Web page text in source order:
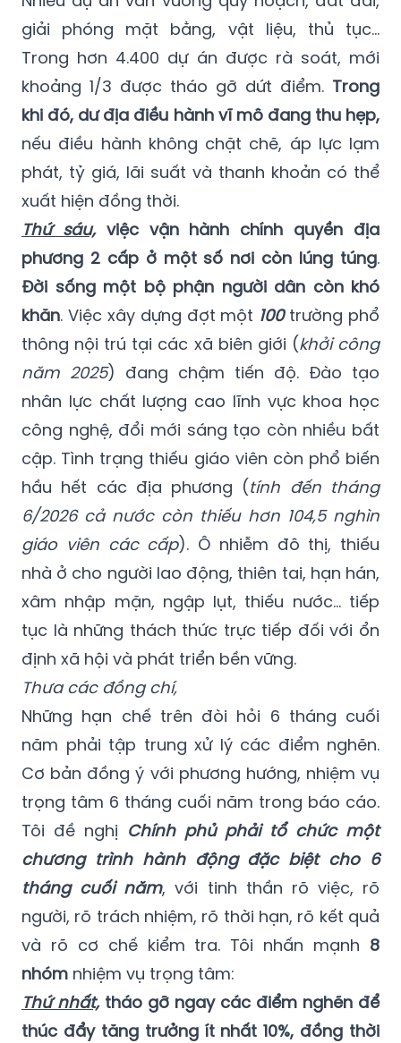
giải phóng mặt bằng, vật liệu, thủ tục...
Trong hơn 4.400 dự án được rà soát, mới
khoảng 1/3 được tháo gỡ dứt điểm. Trong
khi đó, dư địa điều hành vĩ mô đang thu hẹp,
nếu điều hành không chặt chẽ, áp lực lạm
phát, tỷ giá, lãi suất và thanh khoản có thể
xuất hiện đồng thời.
Thứ sáu,việc vận hành chính quyền địa
phương 2 cấp ở một số nơi còn lúng túng.
Đời sống một bộ phận người dân còn khó
khăn. Việc xây dựng đợt một 100trường phổ
thông nội trú tại các xã biên giới (khởi công
năm 2025) đang chậm tiến độ. Đào tạo
nhân lực chất lượng cao lĩnh vực khoa học
công nghệ, đổi mới sáng tạo còn nhiều bất
cập. Tình trạng thiếu giáo viên còn phổ biến
hầu hết các địa phương (tính đến tháng
6/2026 cả nước còn thiếu hơn 104,5 nghìn
giáo viên các cấp). Ô nhiễm đô thị, thiếu
nhà ở cho người lao động, thiên tai, hạn hán,
xâm nhập mặn, ngập lụt, thiếu nước… tiếp
tục là những thách thức trực tiếp đối với ổn
định xã hội và phát triển bền vững.
Thưa các đồng chí,
Những hạn chế trên đòi hỏi 6 tháng cuối
năm phải tập trung xử lý các điểm nghẽn.
Cơ bản đồng ý với phương hướng, nhiệm vụ
trọng tâm 6 tháng cuối năm trong báo cáo.
Tôi đề nghị Chính phủ phải tổ chức một
chương trình hành động đặc biệt cho 6
tháng cuối năm, với tinh thần rõ việc, rõ
người, rõ trách nhiệm, rõ thời hạn, rõ kết quả
và rõ cơ chế kiểm tra. Tôi nhấn mạnh 8
nhóm nhiệm vụ trọng tâm:
Thứ nhất,tháo gỡ ngay các điểm nghẽn để
thúc đẩy tăng trưởng ít nhất 10%, đồng thời